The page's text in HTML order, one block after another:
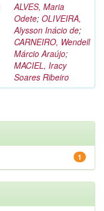
ALVES, Maria
Odete; OLIVEIRA,
Alysson Inácio de;
CARNEIRO, Wendell
Márcio Araújo;
MACIEL, Iracy
Soares Ribeiro
1